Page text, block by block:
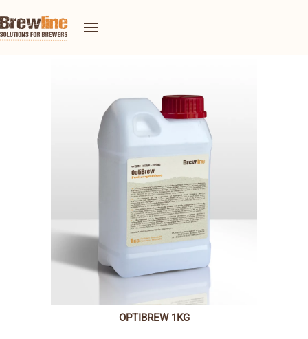
ENZIMI
Gli enzimi svolgono un ruolo essenziale nella produzione della
birra. Brewline offre una gamma di preparati enzimatici per
l'ottimizzazione dei processi e la qualità della birra.
OPTIBREW 1KG